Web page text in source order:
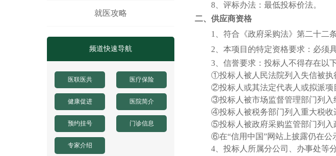
就医攻略
频道快速导航
医联医共 医疗保险
健康促进 医院简介
预约挂号 门诊信息
专家介绍
8、评标办法：最低投标价法。
二、 供应商资格
1、符合《政府采购法》第二十二
2
本项目的特定资格要求：必须
3
信誉要求：投标人不得存在以
①投标人被人民法院列入失信被执
②投标人或其法定代表人或拟派项
③投标人被市场监督管理部门列入
④投标人被税务部门列入重大税收
⑤投标人被政府采购监管部门列入
⑥在“信用中国”网站上披露仍在公
4
投标人所属分公司、办事处等